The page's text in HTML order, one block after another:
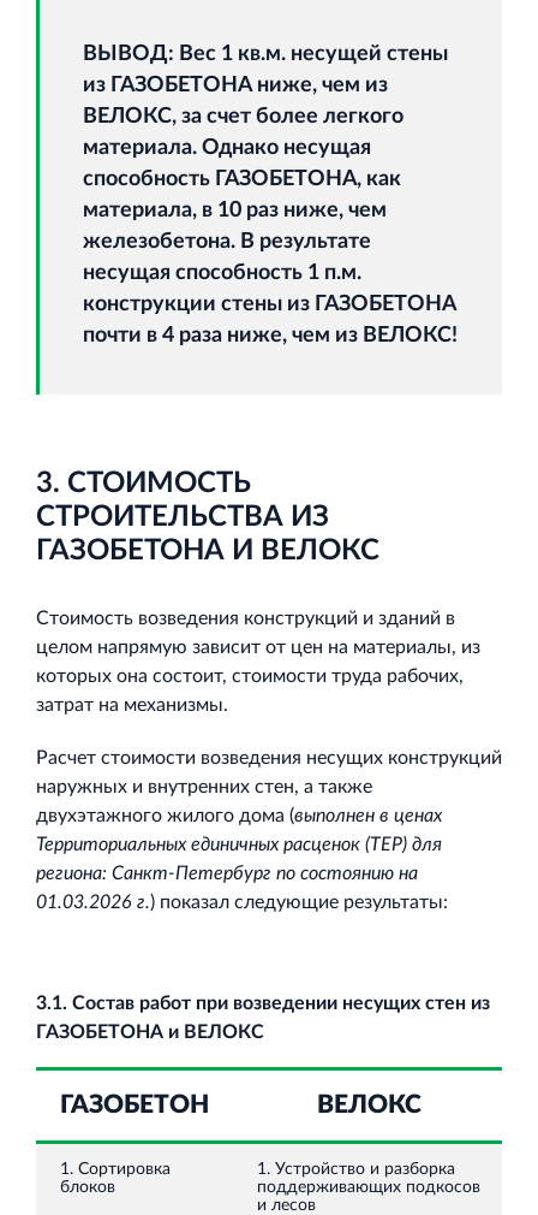
ВЫВОД: Вес 1 кв.м. несущей стены
из ГАЗОБЕТОНА ниже, чем из
ВЕЛОКС, за счет более легкого
материала. Однако несущая
способность ГАЗОБЕТОНА, как
материала, в 10 раз ниже, чем
железобетона. В результате
несущая способность 1 п.м.
конструкции стены из ГАЗОБЕТОНА
почти в 4 раза ниже, чем из ВЕЛОКС!
3. СТОИМОСТЬ
СТРОИТЕЛЬСТВА ИЗ
ГАЗОБЕТОНА И ВЕЛОКС
Стоимость возведения конструкций и зданий в
целом напрямую зависит от цен на материалы, из
которых она состоит, стоимости труда рабочих,
затрат на механизмы.
Расчет стоимости возведения несущих конструкций
наружных и внутренних стен, а также
двухэтажного жилого дома (выполнен в ценах
Территориальных единичных расценок (ТЕР) для
региона: Санкт-Петербург по состоянию на
01.03.2026 г.) показал следующие результаты:
3.1. Состав работ при возведении несущих стен из
ГАЗОБЕТОНА и ВЕЛОКС
ГАЗОБЕТОН ВЕЛОКС
1. Сортировка
блоков
1. Устройство и разборка
поддерживающих подкосов
и лесов